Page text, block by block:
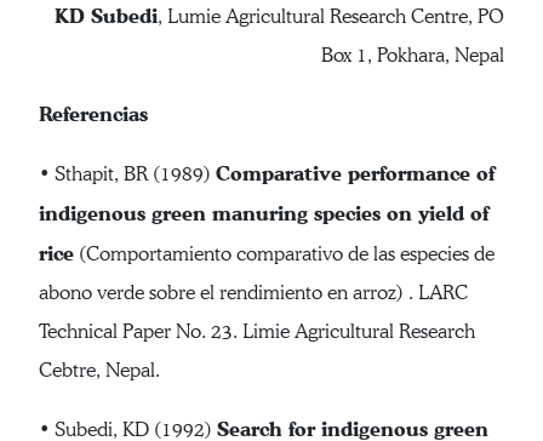
KD Subedi, Lumie Agricultural Research Centre, PO
Box 1, Pokhara, Nepal
Referencias
• Sthapit, BR (1989) Comparative performance of
indigenous green manuring species on yield of
rice (Comportamiento comparativo de las especies de
abono verde sobre el rendimiento en arroz) . LARC
Technical Paper No. 23. Limie Agricultural Research
Cebtre, Nepal.
• Subedi, KD (1992) Search for indigenous green